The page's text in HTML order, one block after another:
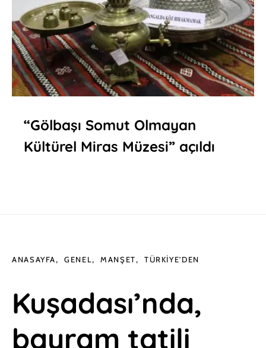
“Gölbaşı Somut Olmayan
Kültürel Miras Müzesi” açıldı
ANASAYFA GENEL MANŞET TÜRKIYE'DEN
Kuşadası’nda,
bayram tatili